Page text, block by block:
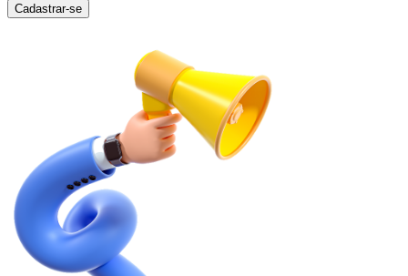
Cadastrar-se